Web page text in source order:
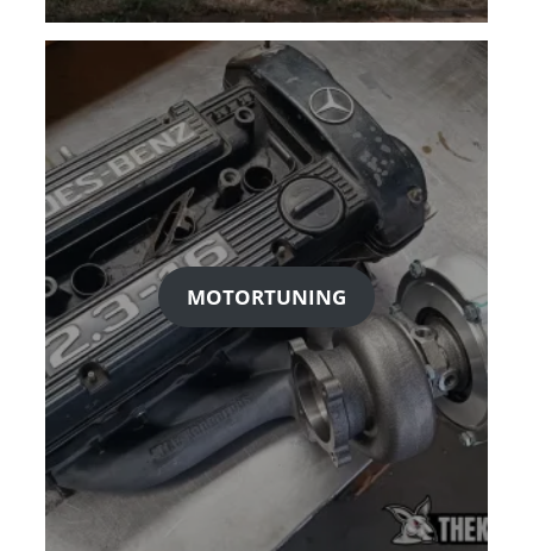
MOTORTUNING